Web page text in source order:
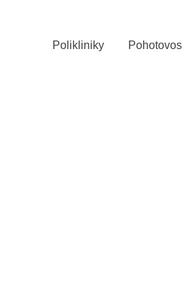
Polikliniky